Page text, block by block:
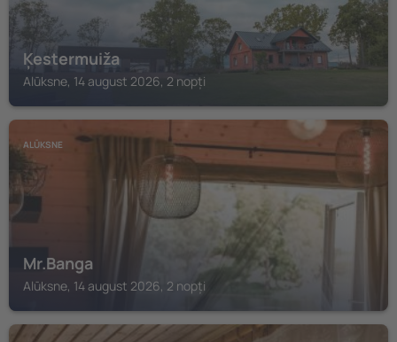
Ķestermuiža
Alūksne, 14 august 2026, 2 nopți
ALŪKSNE
Mr.Banga
Alūksne, 14 august 2026, 2 nopți